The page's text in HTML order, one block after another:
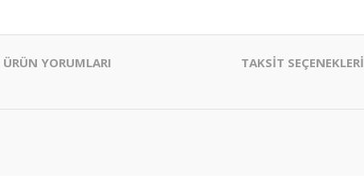
ÜRÜN YORUMLARI TAKSİT SEÇENEKLERİ